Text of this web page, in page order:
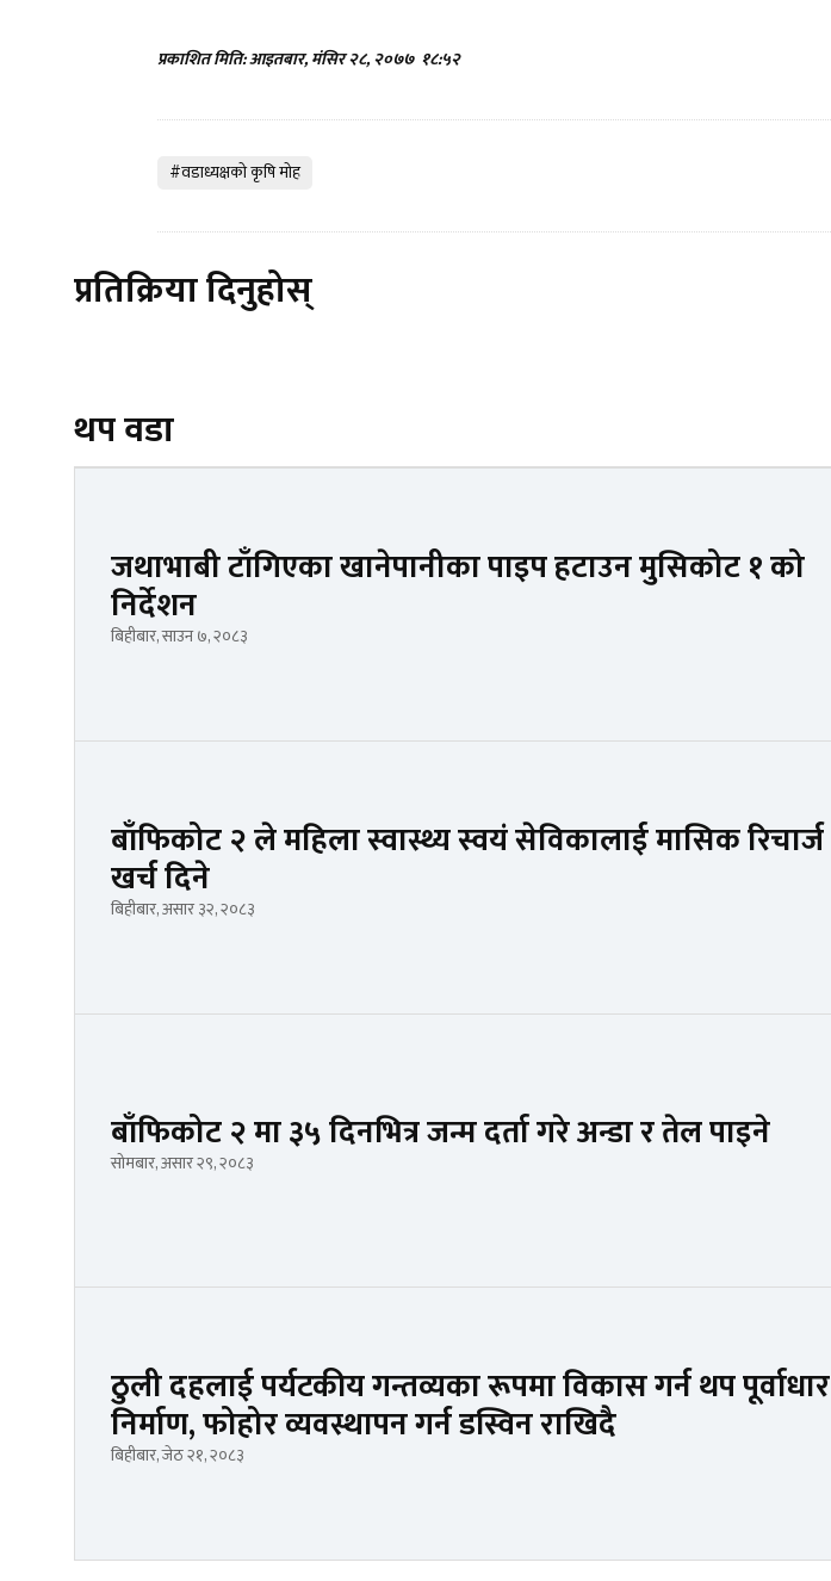
प्रकाशित मिति: आइतबार, मंसिर २८, २०७७ १८:५२
#वडाध्यक्षकाे कृषि माेह
प्रतिक्रिया दिनुहोस्
थप वडा
जथाभाबी टाँगिएका खानेपानीका पाइप हटाउन मुसिकोट १ को
निर्देशन
बिहीबार, साउन ७, २०८३
बाँफिकोट २ ले महिला स्वास्थ्य स्वयं सेविकालाई मासिक रिचार्ज
खर्च दिने
बिहीबार, असार ३२, २०८३
बाँफिकोट २ मा ३५ दिनभित्र जन्म दर्ता गरे अन्डा र तेल पाइने
सोमबार, असार २९, २०८३
ठुली दहलाई पर्यटकीय गन्तव्यका रूपमा विकास गर्न थप पूर्वाधार
निर्माण, फोहोर व्यवस्थापन गर्न डस्विन राखिदै
बिहीबार, जेठ २१, २०८३